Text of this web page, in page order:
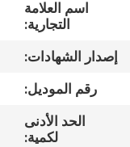
معلومات
عنا
جولة
اسم العلامة
التجارية:
إصدار الشهادات:
رقم الموديل:
الحد الأدنى
لكمية: